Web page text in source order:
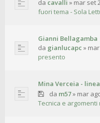
da cavalli » mar set
fuori tema - Sola
Gianni Bellagamba
da gianlucapc »
presento
Mina Verceia -
da m57» mar
Tecnica e argomenti